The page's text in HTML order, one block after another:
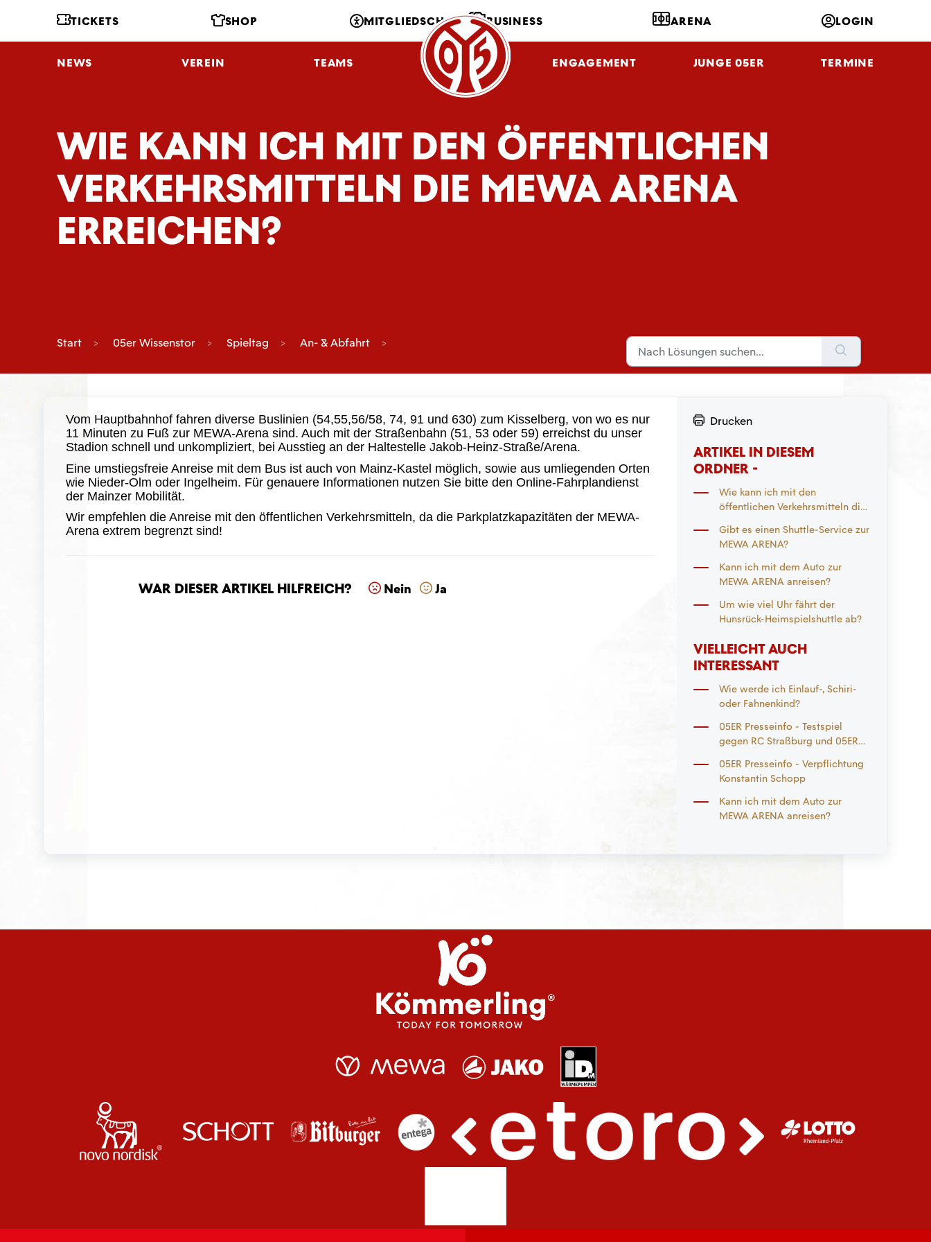
TICKETS SHOP MITGLIEDSCHAFT BUSINESS ARENA LOGIN
NEWS VEREIN TEAMS NLZ FANS ENGAGEMENT JUNGE 05ER TERMINE
WIE KANN ICH MIT DEN ÖFFENTLICHEN
VERKEHRSMITTELN DIE MEWA ARENA
ERREICHEN?
Start 05er Wissenstor Spieltag An- & Abfahrt
Vom Hauptbahnhof fahren diverse Buslinien (54,55,56/58, 74, 91 und 630) zum Kisselberg, von wo es nur
11 Minuten zu Fuß zur MEWA-Arena sind. Auch mit der Straßenbahn (51, 53 oder 59) erreichst du unser
Stadion schnell und unkompliziert, bei Ausstieg an der Haltestelle Jakob-Heinz-Straße/Arena.
Eine umstiegsfreie Anreise mit dem Bus ist auch von Mainz-Kastel möglich, sowie aus umliegenden Orten
wie Nieder-Olm oder Ingelheim. Für genauere Informationen nutzen Sie bitte den Online-Fahrplandienst
der Mainzer Mobilität.
Wir empfehlen die Anreise mit den öffentlichen Verkehrsmitteln, da die Parkplatzkapazitäten der MEWA-
Arena extrem begrenzt sind!
War dieser Artikel hilfreich? Nein Ja
Drucken
ARTIKEL IN DIESEM
ORDNER -
Wie kann ich mit den
öffentlichen Verkehrsmitteln die
Gibt es einen Shuttle-Service zur
MEWA ARENA?
Kann ich mit dem Auto zur
MEWA ARENA anreisen?
Um wie viel Uhr fährt der
Hunsrück-Heimspielshuttle ab?
VIELLEICHT AUCH
INTERESSANT
Wie werde ich Einlauf-, Schiri-
oder Fahnenkind?
05ER Presseinfo - Testspiel
gegen RC Straßburg und 05ER
05ER Presseinfo - Verpflichtung
Konstantin Schopp
Kann ich mit dem Auto zur
MEWA ARENA anreisen?